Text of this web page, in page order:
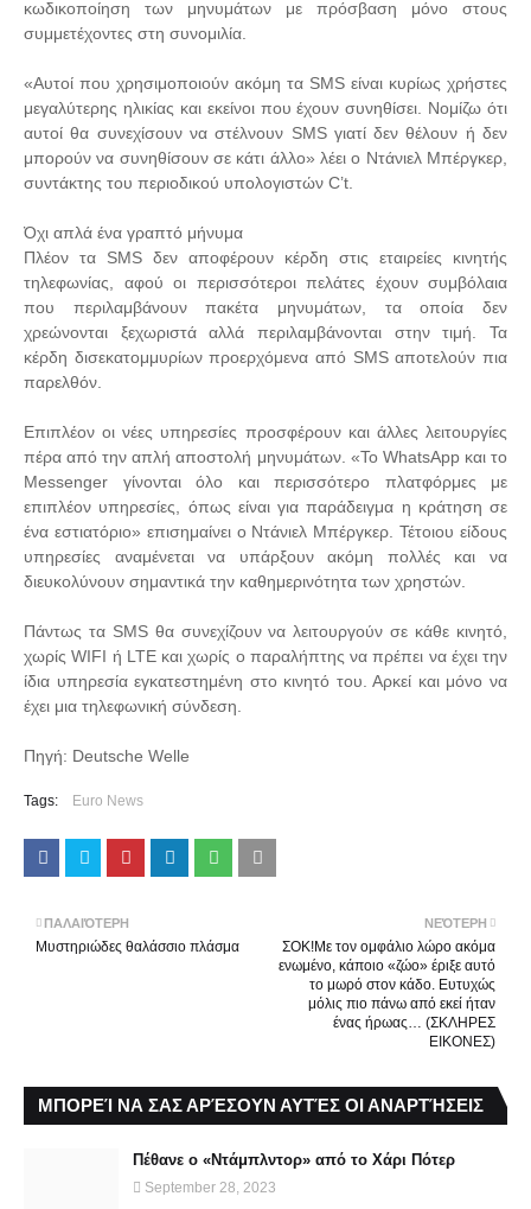
κωδικοποίηση των μηνυμάτων με πρόσβαση μόνο στους
συμμετέχοντες στη συνομιλία.
«Αυτοί που χρησιμοποιούν ακόμη τα SMS είναι κυρίως χρήστες
μεγαλύτερης ηλικίας και εκείνοι που έχουν συνηθίσει. Νομίζω ότι
αυτοί θα συνεχίσουν να στέλνουν SMS γιατί δεν θέλουν ή δεν
μπορούν να συνηθίσουν σε κάτι άλλο» λέει ο Ντάνιελ Μπέργκερ,
συντάκτης του περιοδικού υπολογιστών C’t.
Όχι απλά ένα γραπτό μήνυμα
Πλέον τα SMS δεν αποφέρουν κέρδη στις εταιρείες κινητής
τηλεφωνίας, αφού οι περισσότεροι πελάτες έχουν συμβόλαια
που περιλαμβάνουν πακέτα μηνυμάτων, τα οποία δεν
χρεώνονται ξεχωριστά αλλά περιλαμβάνονται στην τιμή. Τα
κέρδη δισεκατομμυρίων προερχόμενα από SMS αποτελούν πια
παρελθόν.
Επιπλέον οι νέες υπηρεσίες προσφέρουν και άλλες λειτουργίες
πέρα από την απλή αποστολή μηνυμάτων. «Το WhatsApp και το
Messenger γίνονται όλο και περισσότερο πλατφόρμες με
επιπλέον υπηρεσίες, όπως είναι για παράδειγμα η κράτηση σε
ένα εστιατόριο» επισημαίνει ο Ντάνιελ Μπέργκερ. Τέτοιου είδους
υπηρεσίες αναμένεται να υπάρξουν ακόμη πολλές και να
διευκολύνουν σημαντικά την καθημερινότητα των χρηστών.
Πάντως τα SMS θα συνεχίζουν να λειτουργούν σε κάθε κινητό,
χωρίς WIFI ή LTE και χωρίς ο παραλήπτης να πρέπει να έχει την
ίδια υπηρεσία εγκατεστημένη στο κινητό του. Αρκεί και μόνο να
έχει μια τηλεφωνική σύνδεση.
Πηγή: Deutsche Welle
Tags: Euro News
ΝΕΌΤΕΡΗ
ΣΟΚ!Με τον ομφάλιο λώρο ακόμα
ενωμένο, κάποιο «ζώο» έριξε αυτό
το μωρό στον κάδο. Ευτυχώς
μόλις πιο πάνω από εκεί ήταν
ένας ήρωας… (ΣΚΛΗΡΕΣ
ΕΙΚΟΝΕΣ)
ΠΑΛΑΙΌΤΕΡΗ
Mυστηριώδες θαλάσσιο πλάσμα
ΜΠΟΡΕΊ ΝΑ ΣΑΣ ΑΡΈΣΟΥΝ ΑΥΤΈΣ ΟΙ ΑΝΑΡΤΉΣΕΙΣ
Πέθανε ο «Ντάμπλντορ» από το Χάρι Πότερ
September 28, 2023